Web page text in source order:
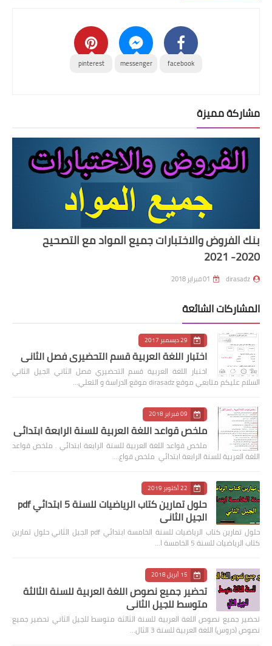
facebook
messenger
pinterest
مشاركة مميزة
بنك الفروض والاختبارات جميع المواد مع التصحيح
2020- 2021
dirasadz 01 فبراير 2018
المشاركات الشائعة
29 ديسمبر 2017
اختبار اللغة العربية قسم التحضيري فصل الثاني
اختبار اللغة العربية قسم التحضيري فصل الثاني الجيل الثاني
السلام عليكم متابعي موقع dirasadz موقع الدراسة و التعلي…
09 فبراير 2018
ملخص قواعد اللغة العربية للسنة الرابعة ابتدائي
ملخص قواعد اللغة العربية للسنة الرابعة ابتدائي . ملخص قواعد
اللغة العربية للسنة الرابعة ابتدائي ملخص قواع…
22 أكتوبر 2019
حلول تمارين كتاب الرياضيات للسنة 5 ابتدائي pdf
الجيل الثاني
حلول تمارين كتاب الرياضيات للسنة الخامسة ابتدائي pdf الجيل الثاني حلول تمارين
كتاب الرياضيات للسنة 5 الخامسة ا…
15 أبريل 2018
تحضير جميع نصوص اللغة العربية للسنة الثالثة
متوسط للجيل الثاني
تحضير جميع نصوص اللغة العربية للسنة الثالثة متوسط للجيل الثاني تحضير جميع
نصوص (دروس) اللغة العربية للسنة 3 الثال…